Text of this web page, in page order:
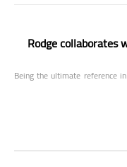
Rodge collaborates
Being the ultimate reference